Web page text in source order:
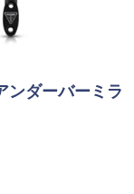
ンダーバーミラ